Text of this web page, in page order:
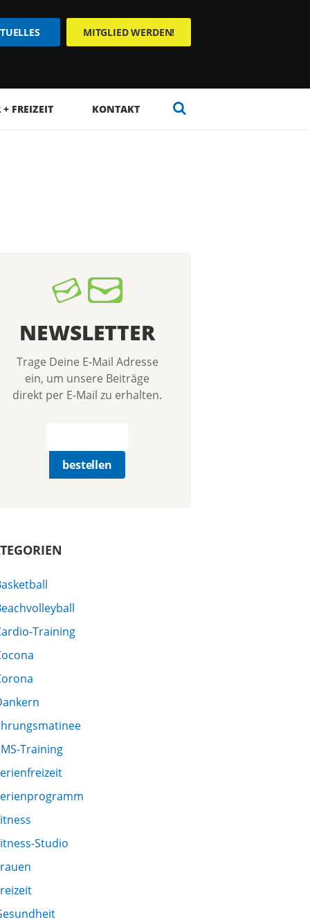
MITGLIED WERDEN!
FREIZEIT KONTAKT
NEWSLETTER
Trage Deine E-Mail Adresse
ein, um unsere Beiträge
direkt per E-Mail zu erhalten.
Training
Training
Studio